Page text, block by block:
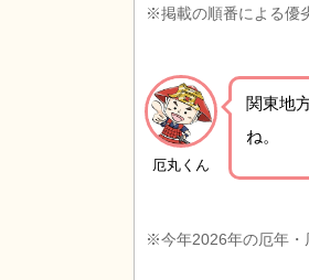
※掲載の順番による優
厄丸くん
関東地
ね。
※今年2026年の厄年・